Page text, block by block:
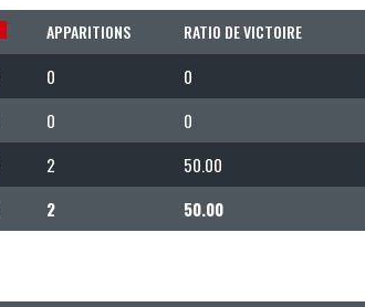
APPARITIONS RATIO DE VICTOIRE
0 0
0 0
2 50.00
2 50.00